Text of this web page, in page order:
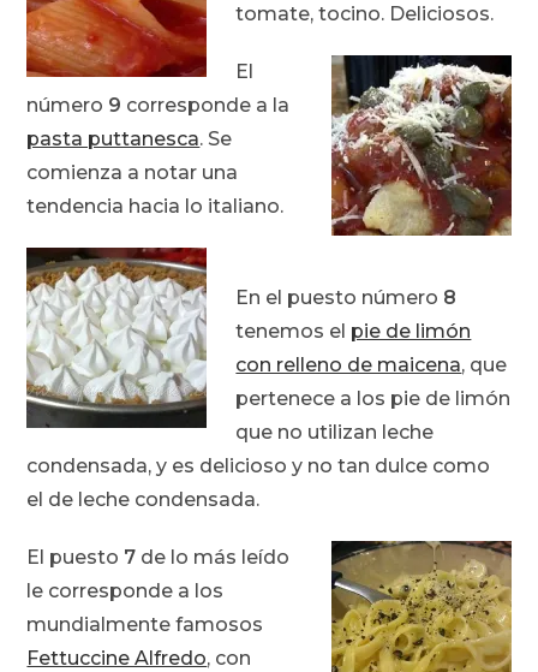
tomate, tocino. Deliciosos.
El
número 9 corresponde a la
pasta puttanesca. Se
comienza a notar una
tendencia hacia lo italiano.
En el puesto número 8
tenemos el pie de limón
con relleno de maicena, que
pertenece a los pie de limón
que no utilizan leche
condensada, y es delicioso y no tan dulce como
el de leche condensada.
El puesto 7 de lo más leído
le corresponde a los
mundialmente famosos
Fettuccine Alfredo, con